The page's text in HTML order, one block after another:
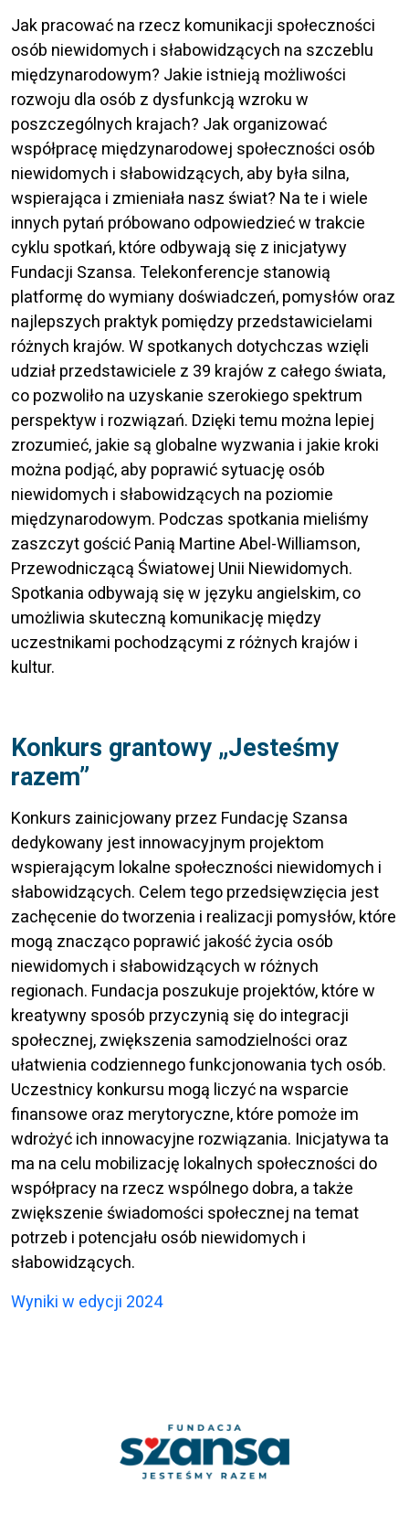
Jak pracować na rzecz komunikacji społeczności
osób niewidomych i słabowidzących na szczeblu
międzynarodowym? Jakie istnieją możliwości
rozwoju dla osób z dysfunkcją wzroku w
poszczególnych krajach? Jak organizować
współpracę międzynarodowej społeczności osób
niewidomych i słabowidzących, aby była silna,
wspierająca i zmieniała nasz świat? Na te i wiele
innych pytań próbowano odpowiedzieć w trakcie
cyklu spotkań, które odbywają się z inicjatywy
Fundacji Szansa. Telekonferencje stanowią
platformę do wymiany doświadczeń, pomysłów oraz
najlepszych praktyk pomiędzy przedstawicielami
różnych krajów. W spotkanych dotychczas wzięli
udział przedstawiciele z 39 krajów z całego świata,
co pozwoliło na uzyskanie szerokiego spektrum
perspektyw i rozwiązań. Dzięki temu można lepiej
zrozumieć, jakie są globalne wyzwania i jakie kroki
można podjąć, aby poprawić sytuację osób
niewidomych i słabowidzących na poziomie
międzynarodowym. Podczas spotkania mieliśmy
zaszczyt gościć Panią Martine Abel-Williamson,
Przewodniczącą Światowej Unii Niewidomych.
Spotkania odbywają się w języku angielskim, co
umożliwia skuteczną komunikację między
uczestnikami pochodzącymi z różnych krajów i
kultur.
Konkurs grantowy „Jesteśmy
razem”
Konkurs zainicjowany przez Fundację Szansa
dedykowany jest innowacyjnym projektom
wspierającym lokalne społeczności niewidomych i
słabowidzących. Celem tego przedsięwzięcia jest
zachęcenie do tworzenia i realizacji pomysłów, które
mogą znacząco poprawić jakość życia osób
niewidomych i słabowidzących w różnych
regionach. Fundacja poszukuje projektów, które w
kreatywny sposób przyczynią się do integracji
społecznej, zwiększenia samodzielności oraz
ułatwienia codziennego funkcjonowania tych osób.
Uczestnicy konkursu mogą liczyć na wsparcie
finansowe oraz merytoryczne, które pomoże im
wdrożyć ich innowacyjne rozwiązania. Inicjatywa ta
ma na celu mobilizację lokalnych społeczności do
współpracy na rzecz wspólnego dobra, a także
zwiększenie świadomości społecznej na temat
potrzeb i potencjału osób niewidomych i
słabowidzących.
Wyniki w edycji 2024